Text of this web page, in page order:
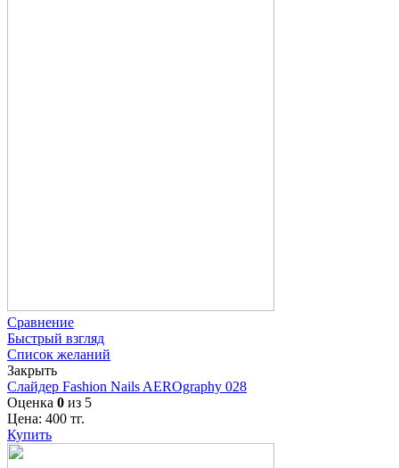
Сравнение
Быстрый взгляд
Список желаний
Закрыть
Слайдер Fashion Nails AEROgraphy 028
Оценка 0 из 5
Цена: 400 тг.
Купить